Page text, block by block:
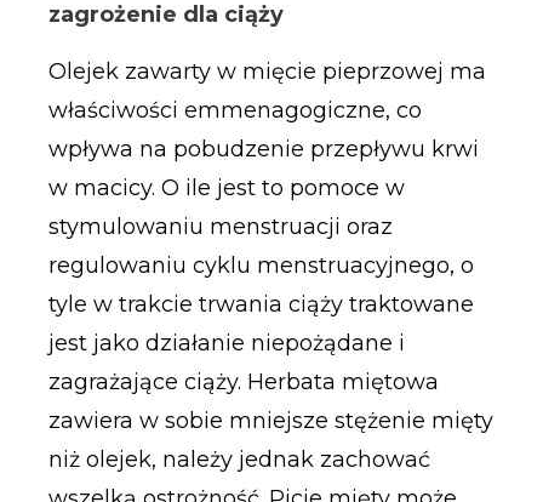
zagrożenie dla ciąży
Olejek zawarty w mięcie pieprzowej ma
właściwości emmenagogiczne, co
wpływa na pobudzenie przepływu krwi
w macicy. O ile jest to pomoce w
stymulowaniu menstruacji oraz
regulowaniu cyklu menstruacyjnego, o
tyle w trakcie trwania ciąży traktowane
jest jako działanie niepożądane i
zagrażające ciąży. Herbata miętowa
zawiera w sobie mniejsze stężenie mięty
niż olejek, należy jednak zachować